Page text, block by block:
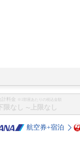
計料金 ※1部屋あたりの税込金額
〜
航空券+宿泊